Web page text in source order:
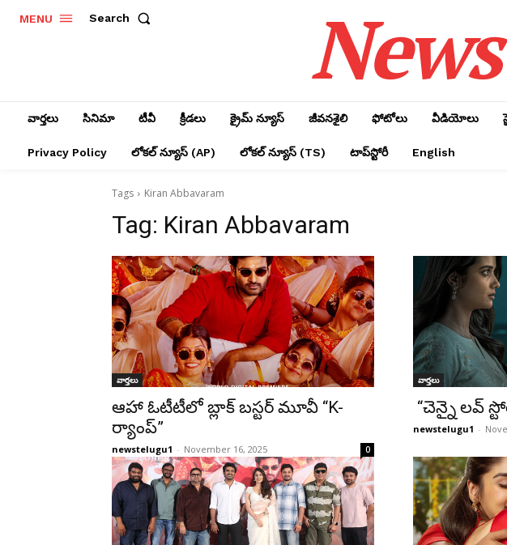
MENU Search
వార్తలు సినిమా టీవీ క్రీడలు క్రైమ్ న్యూస్‌ జీవనశైలి ఫోటోలు వీడియోలు
Privacy Policy లోక‌ల్ న్యూస్‌ (AP) లోక‌ల్ న్యూస్‌ (TS) టాప్‌స్టోరీ English
Tags Kiran Abbavaram
Tag: Kiran Abbavaram
వార్తలు
ఆహా ఓటీటీలో బ్లాక్ బస్టర్ మూవీ “K-
ర్యాంప్”
newstelugu1 - November 16, 2025 0
వార్తలు
“చెన్నై లవ్
newstelugu1 -